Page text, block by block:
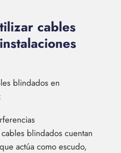
cables
blindados en
blindados cuentan
actúa como escudo,